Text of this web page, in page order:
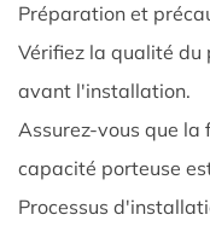
et
de
l'épaisseur
du
revêtement
Préparation et
Vérifiez la qualité
avant l'installation.
Assurez-vous que la
capacité porteuse
Processus